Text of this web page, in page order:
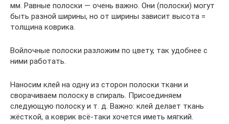
мм. Равные полоски — очень важно. Они (полоски) могут
быть разной ширины, но от ширины зависит высота =
толщина коврика.
Войлочные полоски разложим по цвету, так удобнее с
ними работать.
Наносим клей на одну из сторон полоски ткани и
сворачиваем полоску в спираль. Присоединяем
следующую полоску и т. д. Важно: клей делает ткань
жёсткой, а коврик всё-таки хочется иметь мягкий.